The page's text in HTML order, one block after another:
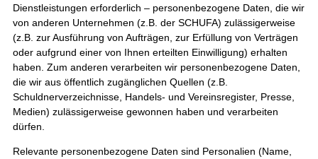
Dienstleistungen erforderlich – personenbezogene Daten, die wir
von anderen Unternehmen (z.B. der SCHUFA) zulässigerweise
(z.B. zur Ausführung von Aufträgen, zur Erfüllung von Verträgen
oder aufgrund einer von Ihnen erteilten Einwilligung) erhalten
haben. Zum anderen verarbeiten wir personenbezogene Daten,
die wir aus öffentlich zugänglichen Quellen (z.B.
Schuldnerverzeichnisse, Handels- und Vereinsregister, Presse,
Medien) zulässigerweise gewonnen haben und verarbeiten
dürfen.
Relevante personenbezogene Daten sind Personalien (Name,